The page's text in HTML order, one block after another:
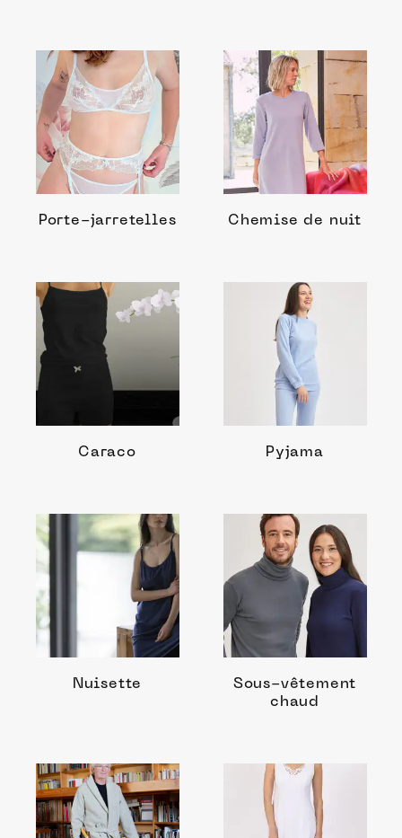
Porte-jarretelles Chemise de nuit
Caraco Pyjama
Nuisette
Sous-vêtement
chaud